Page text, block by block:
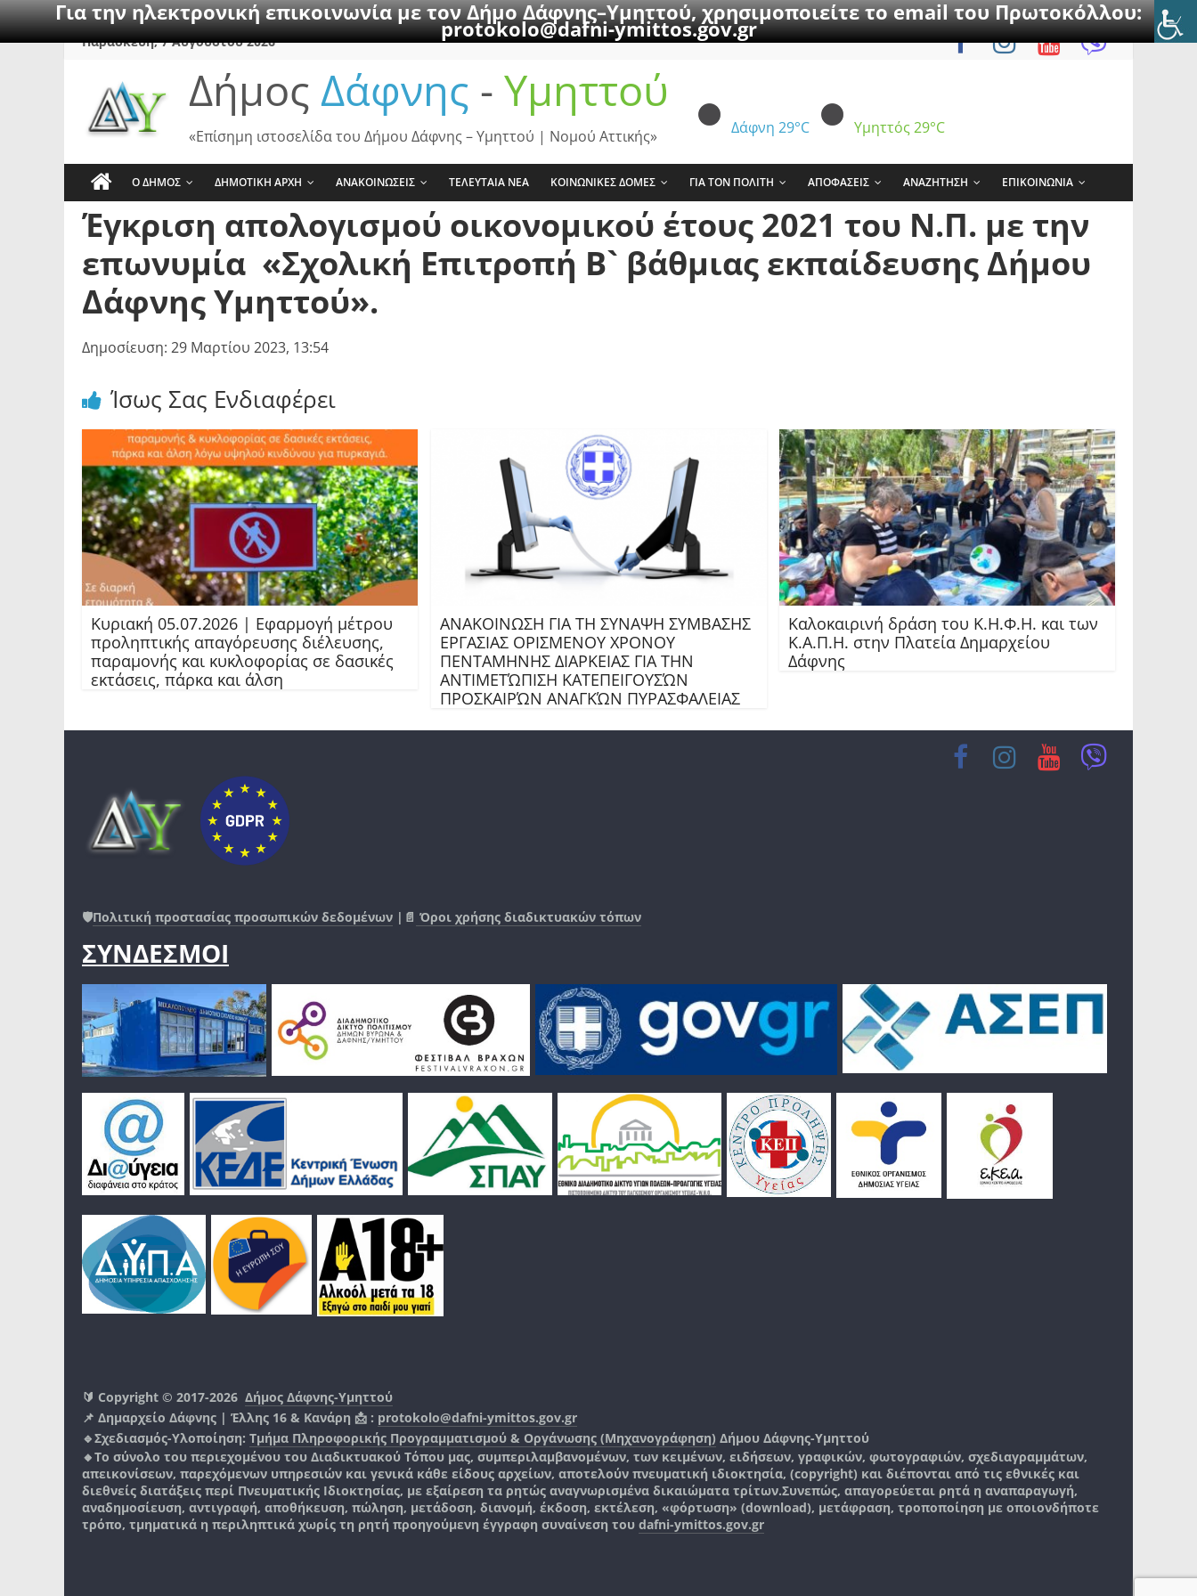
Για την ηλεκτρονική επικοινωνία με τον Δήμο Δάφνης–Υμηττού, χρησιμοποιείτε το email του Πρωτοκόλλου:
protokolo@dafni-ymittos.gov.gr
SkipΠαρασκευή, 7 Αυγούστου 2026
Δήμος Δάφνης - Υμηττού
Δάφνη 29°C Υμηττός 29°C
«Επίσημη ιστοσελίδα του Δήμου Δάφνης – Υμηττού | Νομού Αττικής»
Ο ΔΗΜΟΣ ΔΗΜΟΤΙΚΗ ΑΡΧΗ ΑΝΑΚΟΙΝΩΣΕΙΣ ΤΕΛΕΥΤΑΙΑ ΝΕΑ ΚΟΙΝΩΝΙΚΕΣ ΔΟΜΕΣ ΓΙΑ ΤΟΝ ΠΟΛΙΤΗ ΑΠΟΦΑΣΕΙΣ ΑΝΑΖΗΤΗΣΗ ΕΠΙΚΟΙΝΩΝΙΑ
Έγκριση απολογισμού οικονομικού έτους 2021 του Ν.Π. με την
επωνυμία «Σχολική Επιτροπή Β` βάθμιας εκπαίδευσης Δήμου
Δάφνης Υμηττού».
Δημοσίευση: 29 Μαρτίου 2023, 13:54
Ίσως Σας Ενδιαφέρει
Κυριακή 05.07.2026 | Εφαρμογή μέτρου
προληπτικής απαγόρευσης διέλευσης,
παραμονής και κυκλοφορίας σε δασικές
εκτάσεις, πάρκα και άλση
ΑΝΑΚΟΙΝΩΣΗ ΓΙΑ ΤΗ ΣΥΝΑΨΗ ΣΥΜΒΑΣΗΣ
ΕΡΓΑΣΙΑΣ ΟΡΙΣΜΕΝΟΥ ΧΡΟΝΟΥ
ΠΕΝΤΑΜΗΝΗΣ ΔΙΑΡΚΕΙΑΣ ΓΙΑ ΤΗΝ
ΑΝΤΙΜΕΤΏΠΙΣΗ ΚΑΤΕΠΕΙΓΟΥΣΏΝ
ΠΡΟΣΚΑΙΡΏΝ ΑΝΑΓΚΏΝ ΠΥΡΑΣΦΑΛΕΙΑΣ
Καλοκαιρινή δράση του Κ.Η.Φ.Η. και των
Κ.Α.Π.Η. στην Πλατεία Δημαρχείου
Δάφνης
🛡️Πολιτική προστασίας προσωπικών δεδομένων |📄 Όροι χρήσης διαδικτυακών τόπων
ΣΥΝΔΕΣΜΟΙ
🔰 Copyright © 2017-2026 Δήμος Δάφνης-Υμηττού
📌 Δημαρχείο Δάφνης | Έλλης 16 & Κανάρη 📩 : protokolo@dafni-ymittos.gov.gr
🔹Σχεδιασμός-Υλοποίηση: Τμήμα Πληροφορικής Προγραμματισμού & Οργάνωσης (Μηχανογράφηση) Δήμου Δάφνης-Υμηττού
🔸Το σύνολο του περιεχομένου του Διαδικτυακού Τόπου μας, συμπεριλαμβανομένων, των κειμένων, ειδήσεων, γραφικών, φωτογραφιών, σχεδιαγραμμάτων,
απεικονίσεων, παρεχόμενων υπηρεσιών και γενικά κάθε είδους αρχείων, αποτελούν πνευματική ιδιοκτησία, (copyright) και διέπονται από τις εθνικές και
διεθνείς διατάξεις περί Πνευματικής Ιδιοκτησίας, με εξαίρεση τα ρητώς αναγνωρισμένα δικαιώματα τρίτων.Συνεπώς, απαγορεύεται ρητά η αναπαραγωγή,
αναδημοσίευση, αντιγραφή, αποθήκευση, πώληση, μετάδοση, διανομή, έκδοση, εκτέλεση, «φόρτωση» (download), μετάφραση, τροποποίηση με οποιονδήποτε
τρόπο, τμηματικά η περιληπτικά χωρίς τη ρητή προηγούμενη έγγραφη συναίνεση του dafni-ymittos.gov.gr